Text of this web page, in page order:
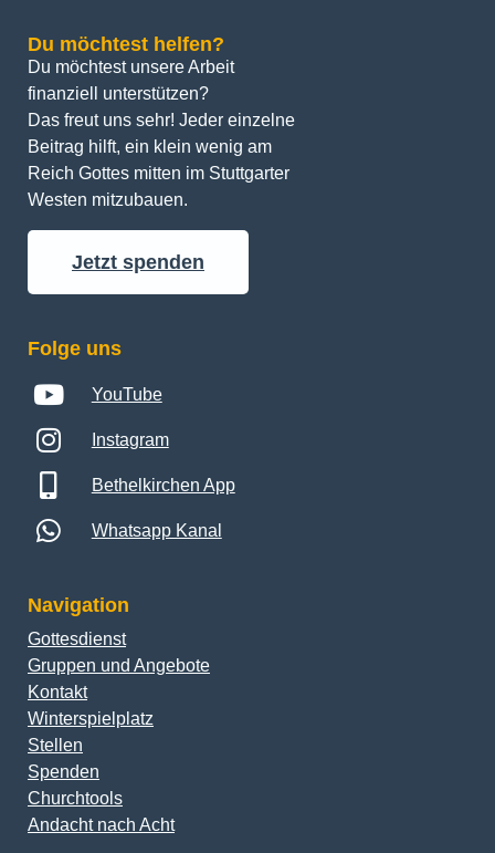
Du möchtest helfen?
Du möchtest unsere Arbeit
finanziell unterstützen?
Das freut uns sehr! Jeder einzelne
Beitrag hilft, ein klein wenig am
Reich Gottes mitten im Stuttgarter
Westen mitzubauen.
Jetzt spenden
Folge uns
YouTube
Instagram
Bethelkirchen App
Whatsapp Kanal
Navigation
Gottesdienst
Gruppen und Angebote
Kontakt
Winterspielplatz
Stellen
Spenden
Churchtools
Andacht nach Acht